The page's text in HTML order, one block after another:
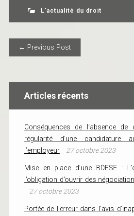
L'actualité du droit
POST
← Previous Post
Articles récents
Conséquences de l’absence
régularité d’une candidature
l’employeur
27 octobre 2023
Mise en place d’une BDESE :
l’obligation d’ouvrir des
27 octobre 2023
Portée de l’erreur dans l’avis